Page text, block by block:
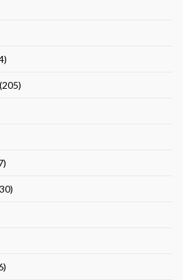
(205)